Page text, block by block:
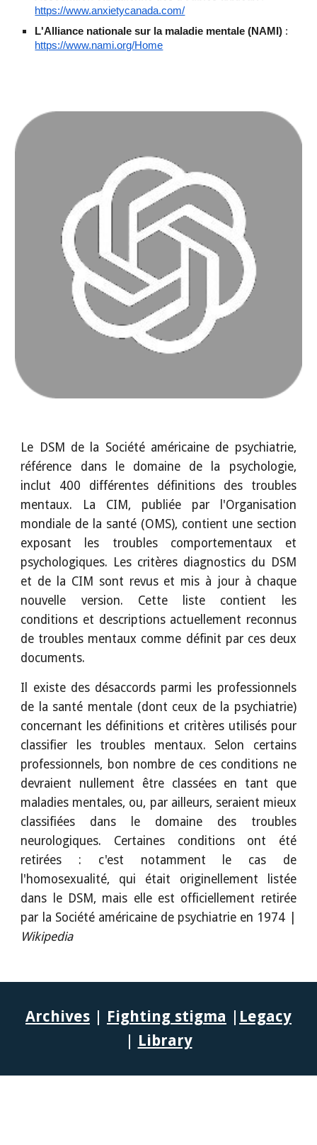
https://www.anxietycanada.com/
L'Alliance nationale sur la maladie mentale (NAMI) :
https://www.nami.org/Home
Le DSM de la Société américaine de psychiatrie,
référence dans le domaine de la psychologie,
inclut 400 différentes définitions des troubles
mentaux. La CIM, publiée par l'Organisation
mondiale de la santé (OMS), contient une section
exposant les troubles comportementaux et
psychologiques. Les critères diagnostics du DSM
et de la CIM sont revus et mis à jour à chaque
nouvelle version. Cette liste contient les
conditions et descriptions actuellement reconnus
de troubles mentaux comme définit par ces deux
documents.
Il existe des désaccords parmi les professionnels
de la santé mentale (dont ceux de la psychiatrie)
concernant les définitions et critères utilisés pour
classifier les troubles mentaux. Selon certains
professionnels, bon nombre de ces conditions ne
devraient nullement être classées en tant que
maladies mentales, ou, par ailleurs, seraient mieux
classifiées dans le domaine des troubles
neurologiques. Certaines conditions ont été
retirées : c'est notamment le cas de
l'homosexualité, qui était originellement listée
dans le DSM, mais elle est officiellement retirée
par la Société américaine de psychiatrie en 1974
Wikipedia
Archives | Fighting stigma | Legacy
| Library